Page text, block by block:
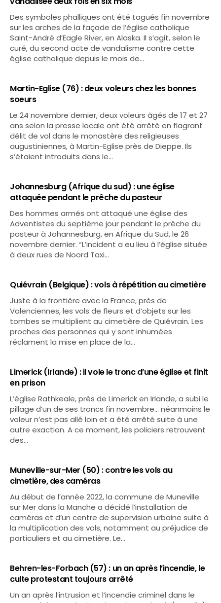
Des symboles phalliques ont été tagués fin novembre
sur les arches de la façade de l’église catholique
Saint-André d’Eagle River, en Alaska. Il s’agit, selon le
curé, du second acte de vandalisme contre cette
église catholique depuis le mois de…
Martin-Eglise (76) : deux voleurs chez les bonnes
soeurs
Le 24 novembre dernier, deux voleurs âgés de 17 et 27
ans selon la presse locale ont été arrêté en flagrant
délit de vol dans le monastère des religieuses
augustiniennes, à Martin-Eglise près de Dieppe. Ils
s’étaient introduits dans le…
Johannesburg (Afrique du sud) : une église
attaquée pendant le prêche du pasteur
Des hommes armés ont attaqué une église des
Adventistes du septième jour pendant le prêche du
pasteur à Johannesburg, en Afrique du Sud, le 26
novembre dernier. “L’incident a eu lieu à l’église située
à deux rues de Noord Taxi…
Quiévrain (Belgique) : vols à répétition au cimetière
Juste à la frontière avec la France, près de
Valenciennes, les vols de fleurs et d’objets sur les
tombes se multiplient au cimetière de Quiévrain. Les
proches des personnes qui y sont inhumées
réclament la mise en place de la…
Limerick (Irlande) : il vole le tronc d’une église et finit
en prison
L’église Rathkeale, près de Limerick en Irlande, a subi le
pillage d’un de ses troncs fin novembre… néanmoins le
voleur n’est pas allé loin et a été arrêté suite à une
autre exaction. A ce moment, les policiers retrouvent
des…
Muneville-sur-Mer (50) : contre les vols au
cimetière, des caméras
Au début de l’année 2022, la commune de Muneville
sur Mer dans la Manche a décidé l’installation de
caméras et d’un centre de supervision urbaine suite à
la multiplication des vols, notamment au préjudice de
particuliers et au cimetière. Le…
Behren-les-Forbach (57) : un an après l’incendie, le
culte protestant toujours arrêté
Un an après l’intrusion et l’incendie criminel dans le